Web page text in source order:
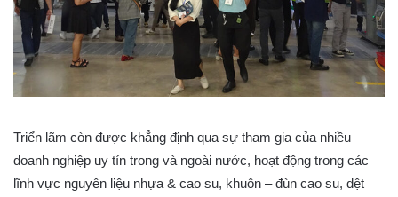
Triển lãm còn được khẳng định qua sự tham gia của nhiều
doanh nghiệp uy tín trong và ngoài nước, hoạt động trong các
lĩnh vực nguyên liệu nhựa & cao su, khuôn – đùn cao su, dệt